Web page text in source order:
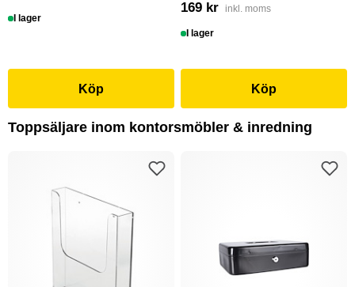
I lager
Köp
169 kr inkl. moms
I lager
Köp
Toppsäljare inom kontorsmöbler & inredning